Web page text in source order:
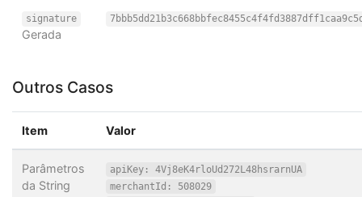
signature
Gerada
Outros Casos
Item Valor
Parâmetros
da String
apiKey: 4Vj8eK4rloUd272L48hsrarnUA
merchantId: 508029